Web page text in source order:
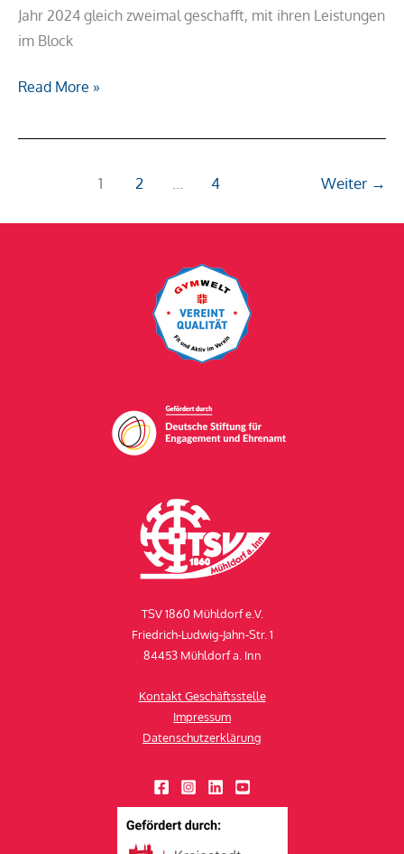
Jahr 2024 gleich zweimal geschafft, mit ihren Leistungen
im Block
Read More »
1 2 … 4 Weiter →
TSV 1860 Mühldorf e.V.
Friedrich-Ludwig-Jahn-Str. 1
84453 Mühldorf a. Inn
Kontakt Geschäftsstelle
Impressum
Datenschutzerklärung